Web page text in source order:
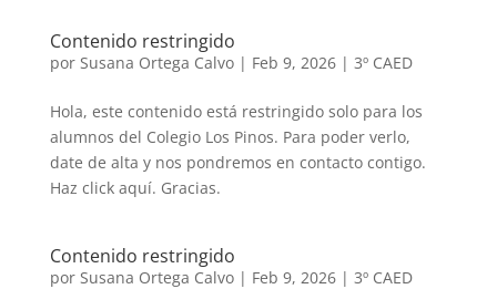
Contenido restringido
por Susana Ortega Calvo| Feb 9, 2026| 3º CAED
Hola, este contenido está restringido solo para los
alumnos del Colegio Los Pinos. Para poder verlo,
date de alta y nos pondremos en contacto contigo.
Haz click aquí. Gracias.
Contenido restringido
por Susana Ortega Calvo| Feb 9, 2026| 3º CAED